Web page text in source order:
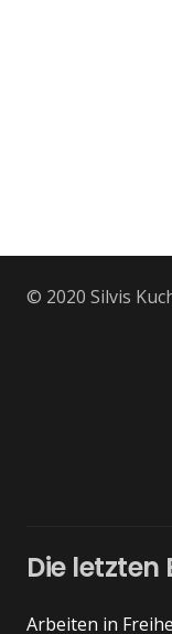
© 2020 Silvis
Die letzten
Arbeiten in